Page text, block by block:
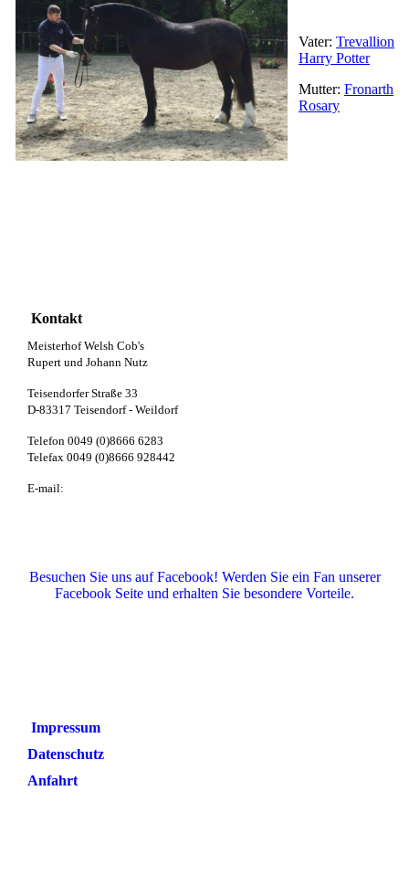
Vater: Trevallion
Harry Potter
Mutter: Fronarth
Rosary
Kontakt
Meisterhof Welsh Cob's
Rupert und Johann Nutz
Teisendorfer Straße 33
D-83317 Teisendorf - Weildorf
Telefon 0049 (0)8666 6283
Telefax 0049 (0)8666 928442
E-mail:
Besuchen Sie uns auf Facebook! Werden Sie ein Fan unserer
Facebook Seite und erhalten Sie besondere Vorteile.
Impressum
Datenschutz
Anfahrt